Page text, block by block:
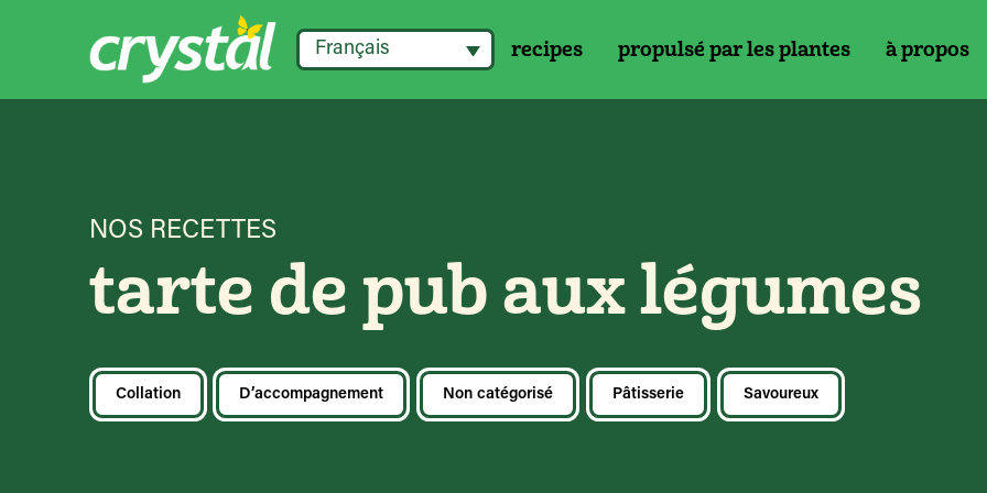
Français recipes propulsé par les plantes à propos
NOS RECETTES
tarte de pub aux légumes
Collation D’accompagnement Non catégorisé Pâtisserie Savoureux